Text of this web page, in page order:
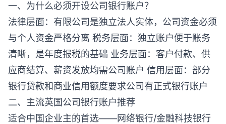
一、为什么必须开设公司银行账户？
法律层面：有限公司是独立法人实体，公司资金必须
与个人资金严格分离 税务层面：独立账户便于账务
清晰，是年度报税的基础 业务层面：客户付款、供
应商结算、薪资发放均需公司账户 信用层面：部分
银行贷款和商业信用额度要求公司有正式银行账户
二、主流英国公司银行账户推荐
适合中国企业主的首选——网络银行/金融科技银行